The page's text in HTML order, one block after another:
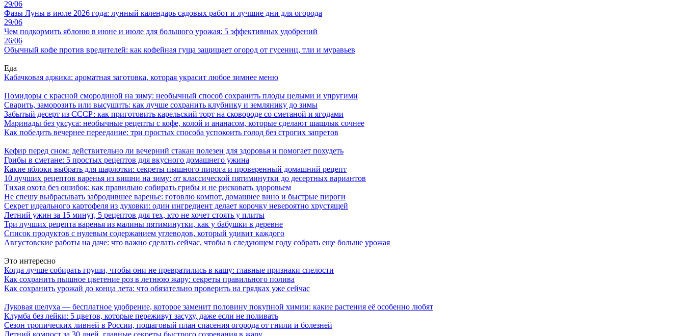
29/06
Фазы Луны в июле 2026 года: лунный календарь садовых работ и лучшие дни для огорода
29/06
Чем подкормить яблоню в июне и июле для большого урожая: 5 эффективных удобрений
26/06
Обычный кофе против вредителей: как кофейная гуща защищает огород от гусениц, тли и муравьев
Еда
Кабачковая аджика: ароматная заготовка, которая украсит любое зимнее меню
Помидоры с красной смородиной на зиму: необычный способ сохранить плоды целыми и упругими
Сварить, заморозить или высушить: как лучше сохранить клубнику и землянику до зимы
Забытый десерт из СССР: как приготовить карельский торт на сковороде со сметаной и ягодами
Маринады без уксуса: необычные рецепты с кофе, колой и ананасом, которые сделают шашлык сочнее
Как победить вечернее переедание: три простых способа успокоить голод без строгих запретов
Кефир перед сном: действительно ли вечерний стакан полезен для здоровья и помогает похудеть
Грибы в сметане: 5 простых рецептов для вкусного домашнего ужина
Какие яблоки выбрать для шарлотки: секреты пышного пирога и проверенный домашний рецепт
10 лучших рецептов варенья из вишни на зиму: от классической пятиминутки до десертных вариантов
Тихая охота без ошибок: как правильно собирать грибы и не рисковать здоровьем
Не спешу выбрасывать забродившее варенье: готовлю компот, домашнее вино и быстрые пироги
Секрет идеального картофеля из духовки: один ингредиент делает корочку невероятно хрустящей
Летний ужин за 15 минут, 5 рецептов для тех, кто не хочет стоять у плиты
Три лучших рецепта варенья из малины пятиминутки, как у бабушки в деревне
Список продуктов с нулевым содержанием углеводов, который удивит каждого
Августовские работы на даче: что важно сделать сейчас, чтобы в следующем году собрать еще больше урожая
Это интересно
Когда лучше собирать груши, чтобы они не превратились в кашу: главные признаки спелости
Как сохранить пышное цветение роз в летнюю жару: секреты правильного полива
Как сохранить урожай до конца лета: что обязательно проверить на грядках уже сейчас
Луковая шелуха — бесплатное удобрение, которое заменит половину покупной химии: какие растения её особенно любят
Клумба без лейки: 5 цветов, которые переживут засуху, даже если не поливать
Сезон тропических ливней в России, пошаговый план спасения огорода от гнили и болезней
Летний компост за 30 дней, главные секреты быстрого созревания в жару